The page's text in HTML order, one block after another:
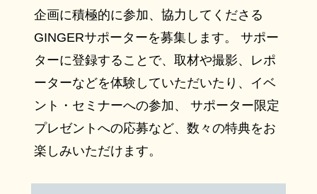
企画に積極的に参加、協力してくださる
GINGERサポーターを募集します。 サポー
ターに登録することで、取材や撮影、レポ
ーターなどを体験していただいたり、イベ
ント・セミナーへの参加、 サポーター限定
プレゼントへの応募など、数々の特典をお
楽しみいただけます。